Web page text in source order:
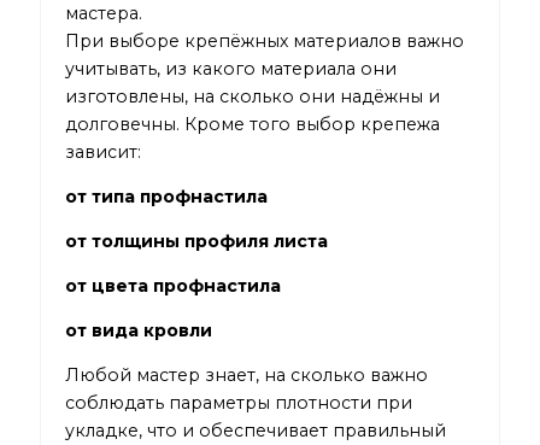
мастера.
При выборе крепёжных материалов важно
учитывать, из какого материала они
изготовлены, на сколько они надёжны и
долговечны. Кроме того выбор крепежа
зависит:
от типа профнастила
от толщины профиля листа
от цвета профнастила
от вида кровли
Любой мастер знает, на сколько важно
соблюдать параметры плотности при
укладке, что и обеспечивает правильный